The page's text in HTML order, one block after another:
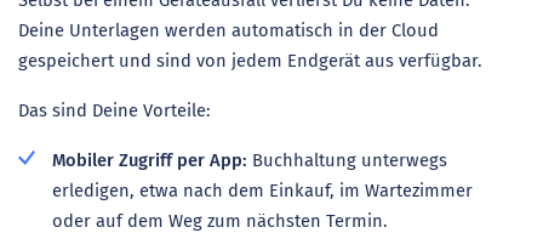
Deine Unterlagen werden automatisch in der Cloud
gespeichert und sind von jedem Endgerät aus verfügbar.
Das sind Deine Vorteile:
Mobiler Zugriff per App: Buchhaltung unterwegs
erledigen, etwa nach dem Einkauf, im Wartezimmer
oder auf dem Weg zum nächsten Termin.